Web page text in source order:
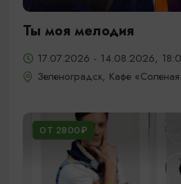
Ты моя мелодия
17.07.2026 - 14.08.2026,
Зеленоградск, Кафе
ОТ 2800₽